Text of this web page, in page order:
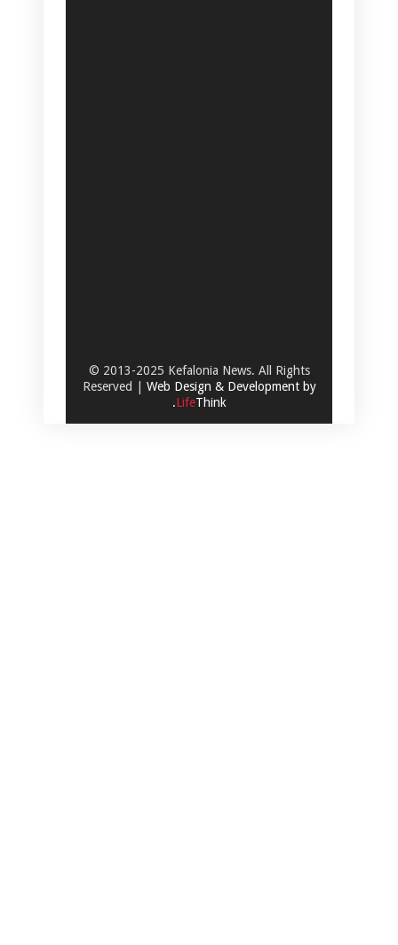
© 2013-2025 Kefalonia News. All Rights
Reserved | Web Design & Development by
.LifeThink